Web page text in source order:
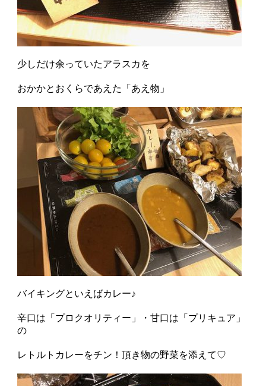
少しだけ余っていたアラスカを
おかかとおくらであえた「あえ物」
バイキングといえばカレー♪
辛口は「プロクオリティー」・甘口は「プリキュア」
の
レトルトカレーをチン！頂き物の野菜を添えて♡